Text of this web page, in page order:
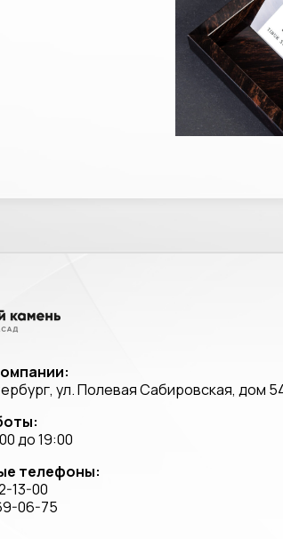
ул. Полевая Сабировская, дом
до 19:00
телефоны:
13-00
06-75